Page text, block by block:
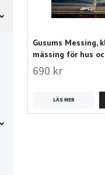
Gusums Messing,
mässing för hus
690 kr
LÄS MER